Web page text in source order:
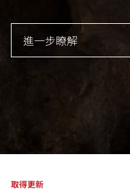
進一步瞭解
取得更新